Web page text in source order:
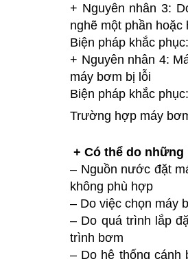
+ Nguyên nhân 3:
nghẽ một phần hoặc
Biện pháp khắc
+ Nguyên nhân 4:
máy bơm bị lỗi
Biện pháp khắc
Trường hợp máy
+ Có thể do những
– Nguồn nước đặt
không phù hợp
– Do việc chọn máy
– Do quá trình lắp
trình bơm
– Do hệ thống cánh